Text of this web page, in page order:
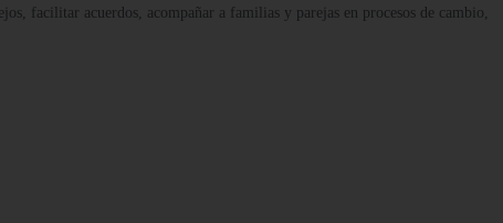
facilitar acuerdos, acompañar a familias y parejas en procesos de cambio,